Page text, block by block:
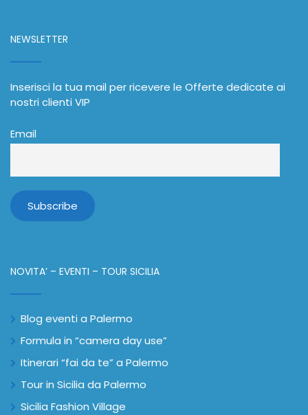
NEWSLETTER
Inserisci la tua mail per ricevere le Offerte dedicate ai
nostri clienti VIP
Email
NOVITA’ – EVENTI – TOUR SICILIA
Blog eventi a Palermo
Formula in “camera day use”
Itinerari “fai da te” a Palermo
Tour in Sicilia da Palermo
Sicilia Fashion Village